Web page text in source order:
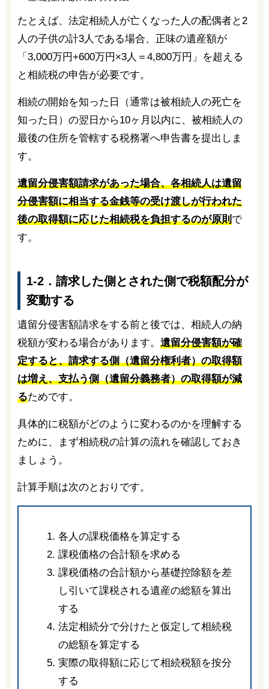
たとえば、法定相続人が亡くなった人の配偶者と2
人の子供の計3人である場合、正味の遺産額が
「3,000万円+600万円×3人＝4,800万円」を超える
と相続税の申告が必要です。
相続の開始を知った日（通常は被相続人の死亡を
知った日）の翌日から10ヶ月以内に、被相続人の
最後の住所を管轄する税務署へ申告書を提出しま
す。
遺留分侵害額請求があった場合、各相続人は遺留
分侵害額に相当する金銭等の受け渡しが行われた
後の取得額に応じた相続税を負担するのが原則で
す。
1-2．請求した側とされた側で税額配分が
変動する
遺留分侵害額請求をする前と後では、相続人の納
税額が変わる場合があります。 遺留分侵害額が確
定すると、請求する側（遺留分権利者）の取得額
は増え、支払う側（遺留分義務者）の取得額が減
るためです。
具体的に税額がどのように変わるのかを理解する
ために、まず相続税の計算の流れを確認しておき
ましょう。
計算手順は次のとおりです。
各人の課税価格を算定する
課税価格の合計額を求める
課税価格の合計額から基礎控除額を差
し引いて課税される遺産の総額を算出
する
法定相続分で分けたと仮定して相続税
の総額を算定する
実際の取得額に応じて相続税額を按分
する